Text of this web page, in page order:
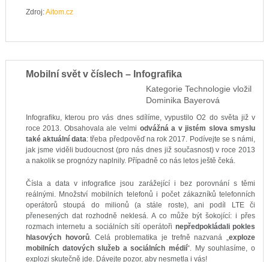
Zdroj:Aitom.cz
Mobilní svět v číslech – Infografika
Kategorie Technologie vložil
Dominika Bayerová
Infografiku, kterou pro vás dnes sdílíme, vypustilo O2 do světa již v
roce 2013. Obsahovala ale velmi odvážná a v jistém slova smyslu
také aktuální data: třeba předpověď na rok 2017. Podívejte se s námi,
jak jsme viděli budoucnost (pro nás dnes již současnost) v roce 2013
a nakolik se prognózy naplnily. Případně co nás letos ještě čeká.
Čísla a data v infografice jsou zarážející i bez porovnání s těmi
reálnými. Množství mobilních telefonů i počet zákazníků telefonních
operátorů stoupá do milionů (a stále roste), ani podíl LTE či
přenesených dat rozhodně neklesá. A co může být šokojící: i přes
rozmach internetu a sociálních sítí operátoři nepředpokládali pokles
hlasových hovorů. Celá problematika je trefně nazvaná „exploze
mobilních datových služeb a sociálních médií“. My souhlasíme, o
explozi skutečně jde. Dávejte pozor, aby nesmetla i vás!